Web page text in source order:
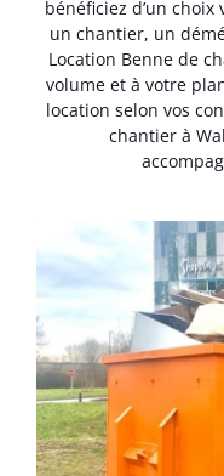
bénéficiez d’un
un chantier, un
Location Benne de
volume et à votre
location selon vos
chantier à